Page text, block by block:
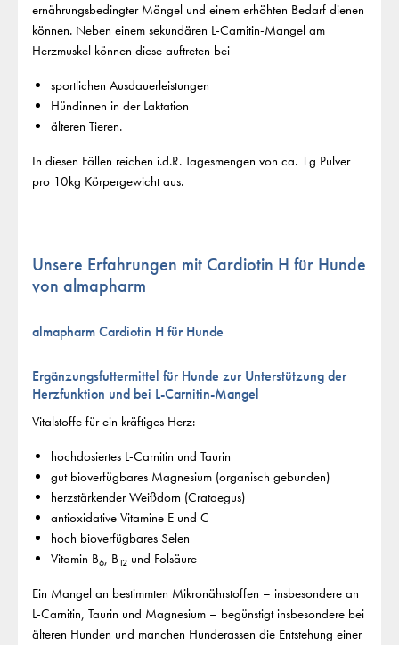
ernährungsbedingter Mängel und einem erhöhten Bedarf dienen
können. Neben einem sekundären L-Carnitin-Mangel am
Herzmuskel können diese auftreten bei
sportlichen Ausdauerleistungen
Hündinnen in der Laktation
älteren Tieren.
In diesen Fällen reichen i.d.R. Tagesmengen von ca. 1g Pulver
pro 10kg Körpergewicht aus.
Unsere Erfahrungen mit Cardiotin H für Hunde
von almapharm
almapharm Cardiotin H für Hunde
Ergänzungsfuttermittel für Hunde zur Unterstützung der
Herzfunktion und bei L-Carnitin-Mangel
Vitalstoffe für ein kräftiges Herz:
hochdosiertes L-Carnitin und Taurin
gut bioverfügbares Magnesium (organisch gebunden)
herzstärkender Weißdorn (Crataegus)
antioxidative Vitamine E und C
hoch bioverfügbares Selen
Vitamin B6, B12und Folsäure
Ein Mangel an bestimmten Mikronährstoffen – insbesondere an
L-Carnitin, Taurin und Magnesium – begünstigt insbesondere bei
älteren Hunden und manchen Hunderassen die Entstehung einer